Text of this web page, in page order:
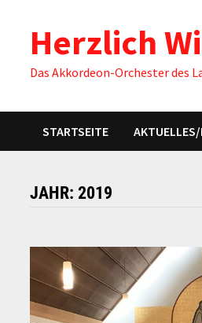
Inhalt
springenHerzlich
Das Akkordeon-Orchester des
STARTSEITE AKTUELLES/
JAHR:2019